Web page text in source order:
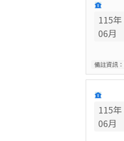
115年
06月
備註資訊：
115年
06月